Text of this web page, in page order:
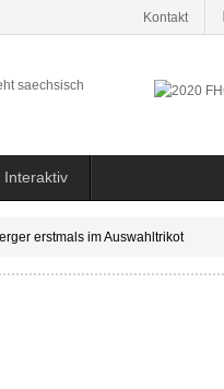
Kontakt
Interaktiv
erstmals im Auswahltrikot